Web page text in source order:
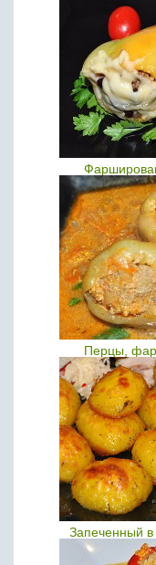
Перцы,
Запеченный в